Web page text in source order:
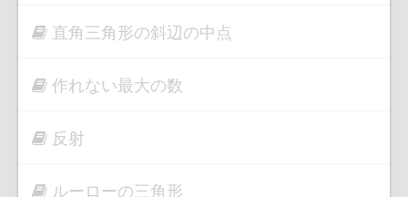
直角三角形の斜辺の中点
作れない最大の数
反射
ルーローの三角形